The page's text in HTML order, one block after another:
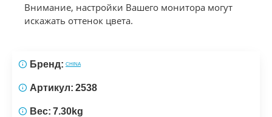
Внимание, настройки Вашего монитора могут
искажать оттенок цвета.
Бренд: CHINA
Артикул: 2538
Вес: 7.30kg